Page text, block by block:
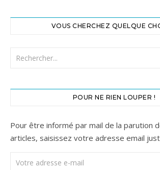
VOUS CHERCHEZ QUELQUE
POUR NE RIEN LOUPER !
Pour être informé par mail de la parution
articles, saisissez votre adresse email
Votre adresse e-mail